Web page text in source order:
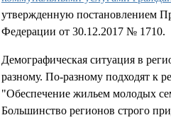
утвержденную постановлением
Федерации от 30.12.2017 № 1710.
Демографическая ситуация в
разному. По-разному подходят к
"Обеспечение жильем молодых
Большинство регионов строго